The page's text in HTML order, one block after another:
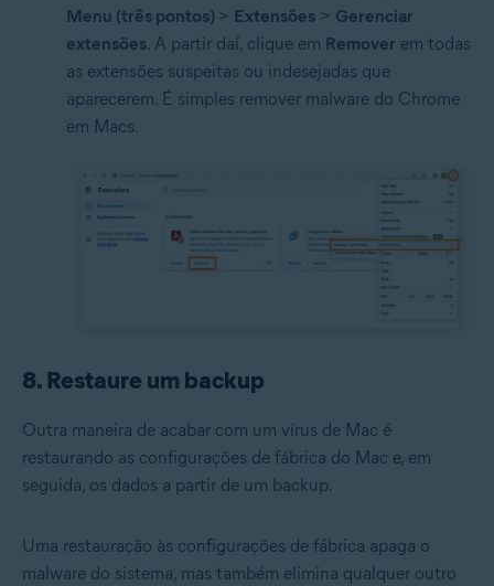
Menu (três pontos) > Extensões > Gerenciar
extensões. A partir daí, clique em Remover em todas
as extensões suspeitas ou indesejadas que
aparecerem. É simples remover malware do Chrome
em Macs.
8. Restaure um backup
Outra maneira de acabar com um vírus de Mac é
restaurando as configurações de fábrica do Mac e, em
seguida, os dados a partir de um backup.
Uma restauração às configurações de fábrica apaga o
malware do sistema, mas também elimina qualquer outro